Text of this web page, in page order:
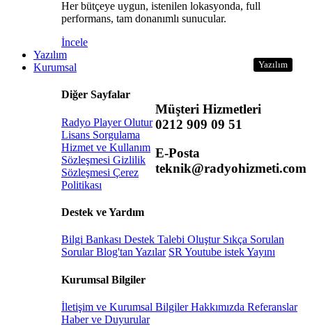
Her bütçeye uygun, istenilen lokasyonda, full
performans, tam donanımlı sunucular.
İncele
Yazılım
Yazılım
Kurumsal
Müşteri Hizmetleri
0212 909 09 51
E-Posta
teknik@radyohizmeti.com
Diğer Sayfalar
Radyo Player Olutur
Lisans Sorgulama
Hizmet ve Kullanım
Sözleşmesi Gizlilik
Sözleşmesi Çerez
Politikası
Destek ve Yardım
Bilgi Bankası Destek Talebi OluşturSıkça Sorulan
SorularBlog'tan Yazılar SR Youtube istek Yayını
Kurumsal Bilgiler
İletişim ve Kurumsal BilgilerHakkımızda Referanslar
Haber ve Duyurular